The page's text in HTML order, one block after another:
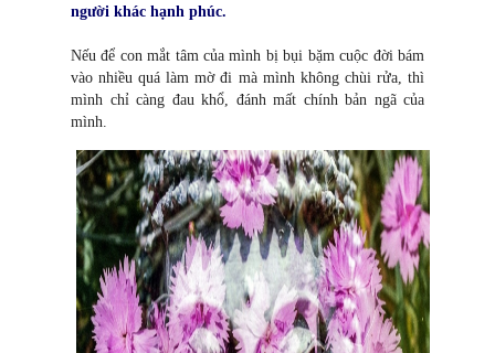
người khác hạnh phúc.
Nếu để con mắt tâm của mình bị bụi bặm cuộc đời bám
vào nhiều quá làm mờ đi mà mình không chùi rửa, thì
mình chỉ càng đau khổ, đánh mất chính bản ngã của
mình.